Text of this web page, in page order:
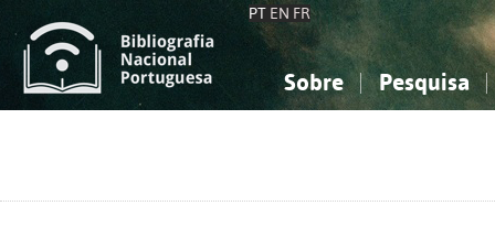
PT EN FR
Sobre Pesquisa